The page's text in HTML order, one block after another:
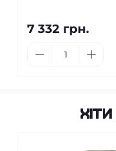
7 332 грн.